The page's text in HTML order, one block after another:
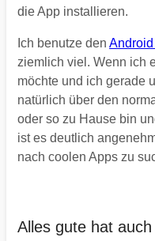
die App installieren.
Ich benutze den
ziemlich viel. Wenn ich
möchte und ich gerade
natürlich über den
oder so zu Hause bin
ist es deutlich
nach coolen Apps zu
Alles gute hat